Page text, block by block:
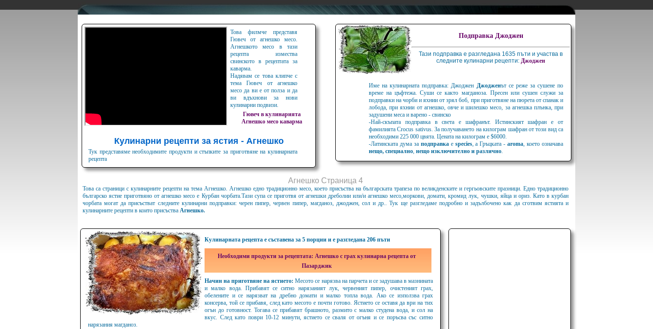
Това филмче представя
Гювеч от агнешко месо.
Агнешкото месо в тази
рецепта измества
свинското в рецептата за
каварма.
Надявам се това клипче с
тема Гювеч от агнешко
месо да ви е от полза и да
ви вдъхнови за нови
кулинарни подвизи.
Гювеч в кулинарията
Агнешко месо каварма
Кулинарни рецепти за ястия - Агнешко
Тук представяме необходимите продукти и стъпките за приготвяне на кулинарната
рецепта
Подправка Джоджен
Тази подправка е разгледана 1635 пъти и участва в
следните кулинарни рецепти: Джоджен
Име на кулинарната подправка: Джоджен Джодженът се реже за сушене по
време на цъфтежа. Суши се както магданоза. Пресен или сушен служи за
подправки на чорби и яхнии от зрял боб, при приготвяне на пюрета от спанак и
лобода, при яхнии от агнешко, овче и шилешко месо, за агнешка плънка, при
задушени меса и варено - свинско
-Най-скъпата подправка в света е шафранът. Истинският шафран е от
фамилията Crocus sativus. За получаването на килограм шафран от този вид са
необходими 225 000 цвята. Цената на килограм е $6000.
-Латинската дума за подправкае species, а Гръцката -aroma, което означава
нещо, специално, нещо изключително и различно.
Агнешко Страница 4
Това са страници с кулинарните рецепти на тема Агнешко. Агнешко едно традиционно месо, което присъства на българската трапеза по великденските и гергьовските празници. Едно традиционно
българско ястие приготвяно от агнешко месо е Курбан чорбата.Тази супа се приготвя от агнешки дреболии или/и агнешко месо,моркови, домати, кромид лук, чушки, яйца и ориз. Като в курбан
чорбата могат да присъстват следните кулинарни подправки: черен пипер, червен пипер, магданоз, джоджен, сол и др.. Тук ще разгледаме подробно и задълбочено как да сготвим ястията и
кулинарните рецепти в които присъства Агнешко.
Кулинарната рецепта е съставена за 5 порции и е разгледана 206 пъти
Необходими продукти за рецептата: Агнешко с грах кулинарна рецепта от
Пазарджик
Начин на приготвяне на ястието: Месото се нарязва на парчета и се задушава в мазнината
и малко вода. Прибавят се ситно нарязаният лук, червеният пипер, очистеният грах,
обелените и се нарязват на дребно домати и малко топла вода. Ако се използва грах
консерва, той се прибавя, след като месото е почти готово. Ястието се оставя да ври на тих
огън до готовност. Тогава се прибавят брашното, размито с малко студена вода, и сол на
вкус. След като поври 10-12 минути, ястието се сваля от огъня и се поръсва със ситно
нарязания магданоз.